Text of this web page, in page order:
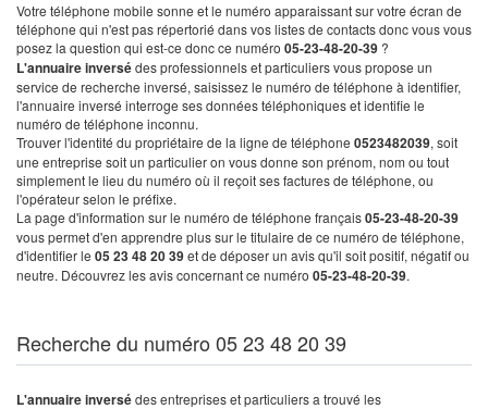
Votre téléphone mobile sonne et le numéro apparaissant sur votre écran de
téléphone qui n'est pas répertorié dans vos listes de contacts donc vous vous
posez la question qui est-ce donc ce numéro 05-23-48-20-39 ?
L'annuaire inversédes professionnels et particuliers vous propose un
service de recherche inversé, saisissez le numéro de téléphone à identifier,
l'annuaire inversé interroge ses données téléphoniques et identifie le
numéro de téléphone inconnu.
Trouver l'identité du propriétaire de la ligne de téléphone 0523482039, soit
une entreprise soit un particulier on vous donne son prénom, nom ou tout
simplement le lieu du numéro où il reçoit ses factures de téléphone, ou
l'opérateur selon le préfixe.
La page d'information sur le numéro de téléphone français05-23-48-20-39
vous permet d'en apprendre plus sur le titulaire de ce numéro de téléphone,
d'identifier le 05 23 48 20 39et de déposer un avis qu'il soit positif, négatif ou
neutre. Découvrez les avis concernant ce numéro 05-23-48-20-39.
Recherche du numéro 05 23 48 20 39
L'annuaire inversédes entreprises et particuliers a trouvé les